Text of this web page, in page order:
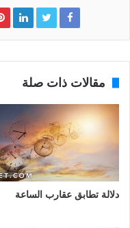
مقالات ذات صلة
دلالة تطابق عقارب الساعة